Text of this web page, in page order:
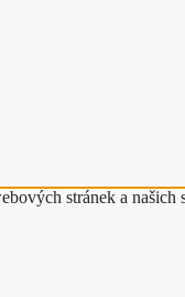
stránek a našich